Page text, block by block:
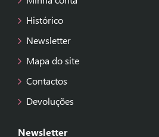
Histórico
Newsletter
Mapa do site
Contactos
Devoluções
Newsletter